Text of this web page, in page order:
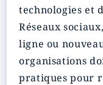
technologies et
Réseaux
ligne ou
organisations
pratiques pour